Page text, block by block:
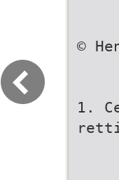
©
1.